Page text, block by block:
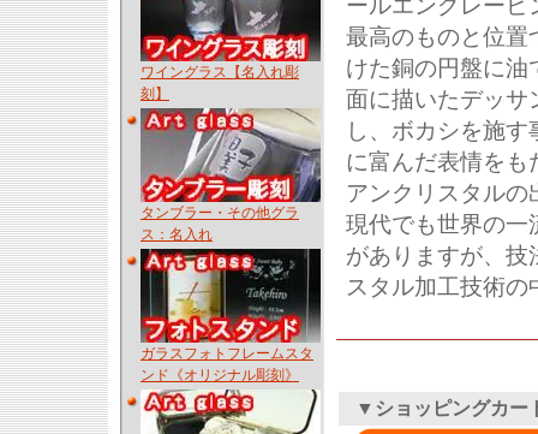
ワイングラス【名入れ彫
刻】
タンブラー・その他グラ
ス：名入れ
ガラスフォトフレームスタ
ンド《オリジナル彫刻》
ールエングレービ
最高のものと位置
けた銅の円盤に油
面に描いたデッサ
し、ボカシを施
に富んだ表情を
アンクリスタル
現代でも世界の一
がありますが、技
スタル加工技術
▼ショッピングカー